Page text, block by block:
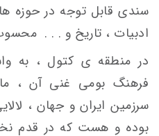
سندی قابل توجه در حوزه
ادبیات ، تاریخ و . . .
در منطقه ی کتول ، به
فرهنگ بومی غنی آن ،
سرزمین ایران و جهان ،
بوده و هست که در قدم